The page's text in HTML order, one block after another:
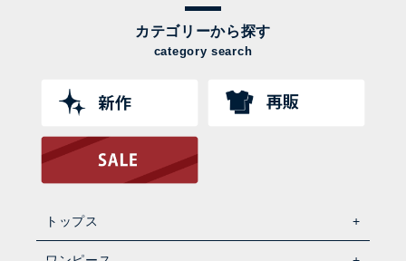
カテゴリーから探す
category search
トップス